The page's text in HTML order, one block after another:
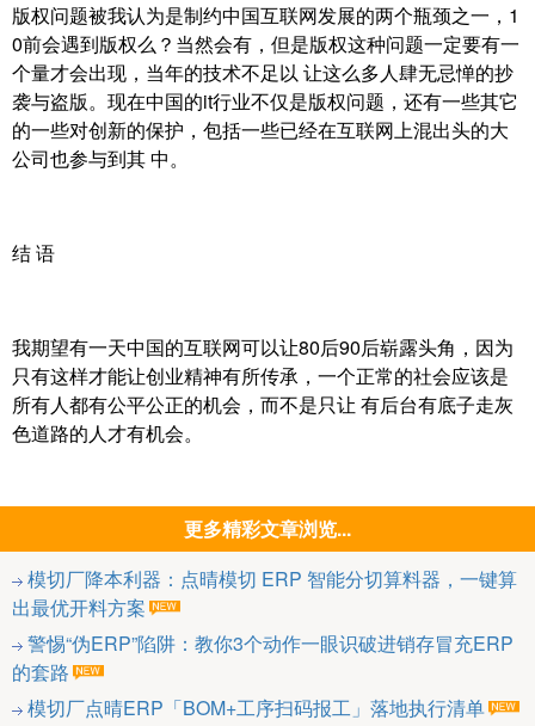
版权问题被我认为是制约中国互联网发展的两个瓶颈之一，1
0前会遇到版权么？当然会有，但是版权这种问题一定要有一
个量才会出现，当年的技术不足以 让这么多人肆无忌惮的抄
袭与盗版。现在中国的it行业不仅是版权问题，还有一些其它
的一些对创新的保护，包括一些已经在互联网上混出头的大
公司也参与到其 中。
结 语
我期望有一天中国的互联网可以让80后90后崭露头角，因为
只有这样才能让创业精神有所传承，一个正常的社会应该是
所有人都有公平公正的机会，而不是只让 有后台有底子走灰
色道路的人才有机会。
更多精彩文章浏览...
模切厂降本利器：点晴模切 ERP 智能分切算料器，一键算
出最优开料方案
警惕“伪ERP”陷阱：教你3个动作一眼识破进销存冒充ERP
的套路
模切厂点晴ERP「BOM+工序扫码报工」落地执行清单